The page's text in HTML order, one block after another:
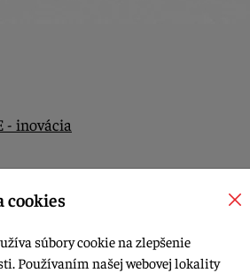
- inovácia
cookies
súbory cookie na zlepšenie
Používaním našej webovej lokality